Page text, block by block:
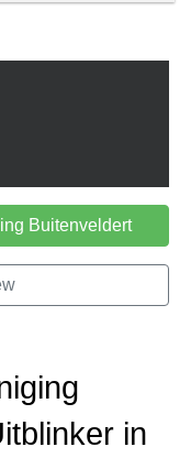
Buitenveldert
in